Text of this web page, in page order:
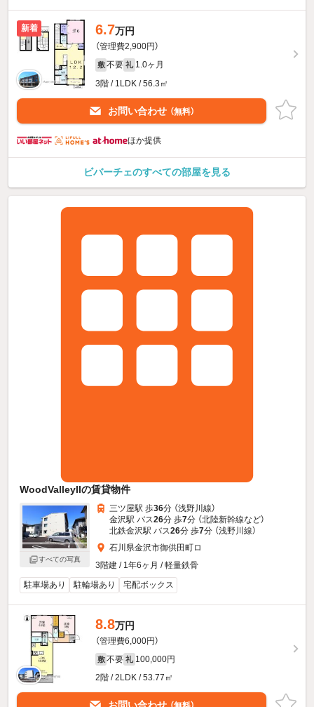
新着 6.7万円
（管理費2,900円）
敷 不要 礼 1.0ヶ月
3階 / 1LDK / 56.3㎡
お問い合わせ （無料）
ほか提供
ビバーチェのすべての部屋を見る
WoodValleyIIの賃貸物件
すべての写真
三ツ屋駅 歩36分 （浅野川線）
金沢駅 バス26分 歩7分 （北陸新幹線など）
北鉄金沢駅 バス26分 歩7分 （浅野川線）
石川県金沢市御供田町ロ
3階建 / 1年6ヶ月 / 軽量鉄骨
駐車場あり
駐輪場あり 宅配ボックス
8.8万円
（管理費6,000円）
敷 不要 礼 100,000円
2階 / 2LDK / 53.77㎡